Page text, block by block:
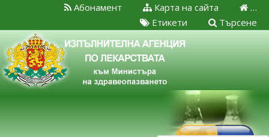
…
Карта на сайта
Абонамент
Търсене
Етикети